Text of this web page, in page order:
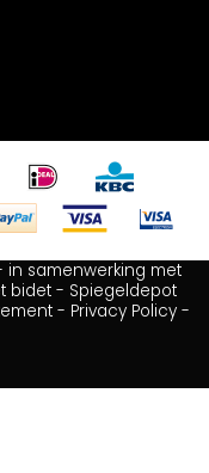
in samenwerking met
bidet - Spiegeldepot
- Privacy Policy-